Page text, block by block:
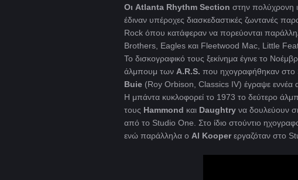
Οι Atlanta Rhythm Section στην πολύχρονη
έδιναν υπέροχες διασκεδαστικές ζωντανές
Rock όπου κατάφεραν να πορεύονται
Brothers, Eagles και Fleetwood Mac, Little
Το δισκογραφικό τους ξεκίνημα έγινε το
άλμπουμ των A.R.S. που ηχογραφήθηκαν
Buie (Roy Orbison, Classics IV) έγραψε εννέα
Η μπάντα κυκλοφορεί το 1973 το δεύτερο
τους Hammond και Daughtry να δουλεύουν
από το Studio One. Στο ίδιο στούντιο
ενώ παράλληλα ο Al Kooperεργαζόταν στο